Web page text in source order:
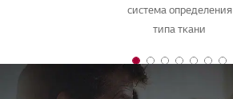
система определения
типа ткани
1 of 72 of 73 of 74 of 75 of 76 of 77 of 7